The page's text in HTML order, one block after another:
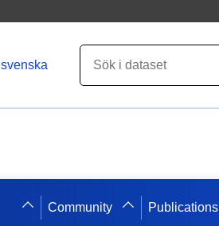
svenska
Community Publications